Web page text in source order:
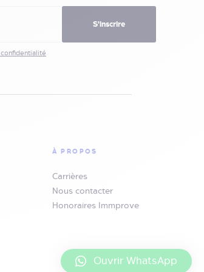
S'inscrire
À PROPOS
Carrières
Nous contacter
Honoraires Immprove
Ouvrir WhatsApp